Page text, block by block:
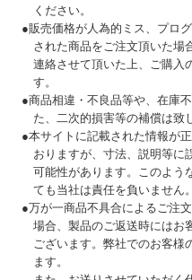
ください。
●販売価格が人為的ミス、プロ
された商品をご注文頂いた場
連絡させて頂いた上、ご購入
す。
●商品相違・不良品等や、在庫
た、二次的損害等の補償は致
●本サイトに記載された情報が
おりますが、寸法、説明等に
可能性があります。このよう
ても当社は責任を負いません。
●万が一商品不具合によるご注
場合、製品のご返送時にはお
ございます。弊社でのお客様
ます。